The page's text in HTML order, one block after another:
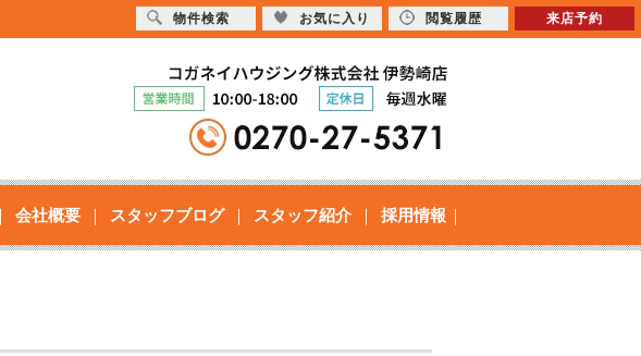
会社概要 スタッフブログ スタッフ紹介 採用情報
物件検索 お気に入り 閲覧履歴 来店予約